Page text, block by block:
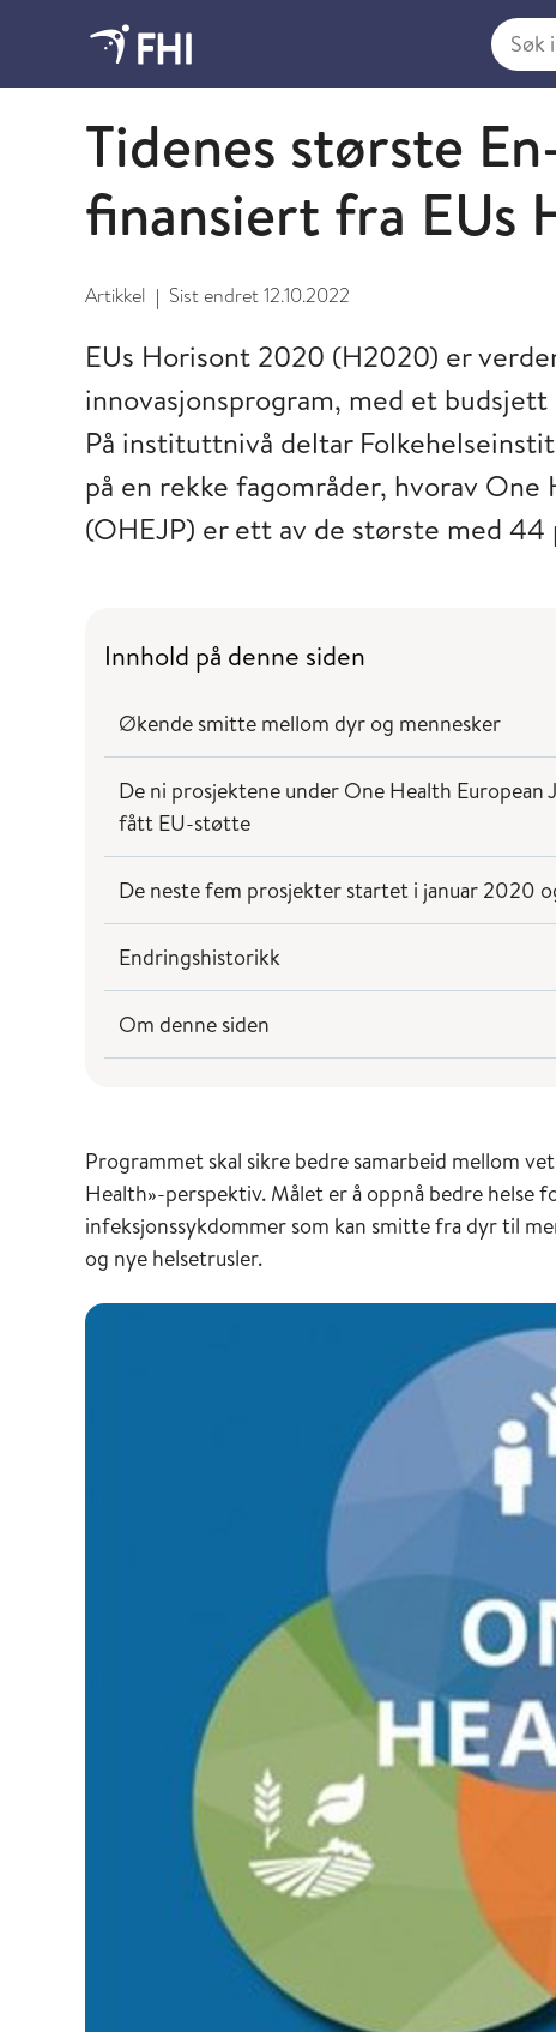
Søk i
Smitte fra mat, vann og dyr
Tidenes største
finansiert fra EUs
Artikkel | Sist endret12.10.2022
EUs Horisont 2020 (H2020) er
innovasjonsprogram, med et
På instituttnivå deltar
på en rekke fagområder, hvorav
(OHEJP) er ett av de største med 44
Innhold på denne siden
Økende smitte mellom dyr og mennesker
De ni prosjektene under One Health
fått EU-støtte
De neste fem prosjekter startet i januar 2020
Endringshistorikk
Om denne siden
Programmet skal sikre bedre samarbeid mellom
Health»-perspektiv. Målet er å oppnå bedre helse
infeksjonssykdommer som kan smitte fra dyr til
og nye helsetrusler.